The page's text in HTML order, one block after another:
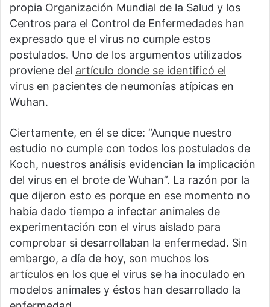
propia Organización Mundial de la Salud y los
Centros para el Control de Enfermedades han
expresado que el virus no cumple estos
postulados. Uno de los argumentos utilizados
proviene del artículo donde se identificó el
virus en pacientes de neumonías atípicas en
Wuhan.
Ciertamente, en él se dice: “Aunque nuestro
estudio no cumple con todos los postulados de
Koch, nuestros análisis evidencian la implicación
del virus en el brote de Wuhan”. La razón por la
que dijeron esto es porque en ese momento no
había dado tiempo a infectar animales de
experimentación con el virus aislado para
comprobar si desarrollaban la enfermedad. Sin
embargo, a día de hoy, son muchos los
artículos en los que el virus se ha inoculado en
modelos animales y éstos han desarrollado la